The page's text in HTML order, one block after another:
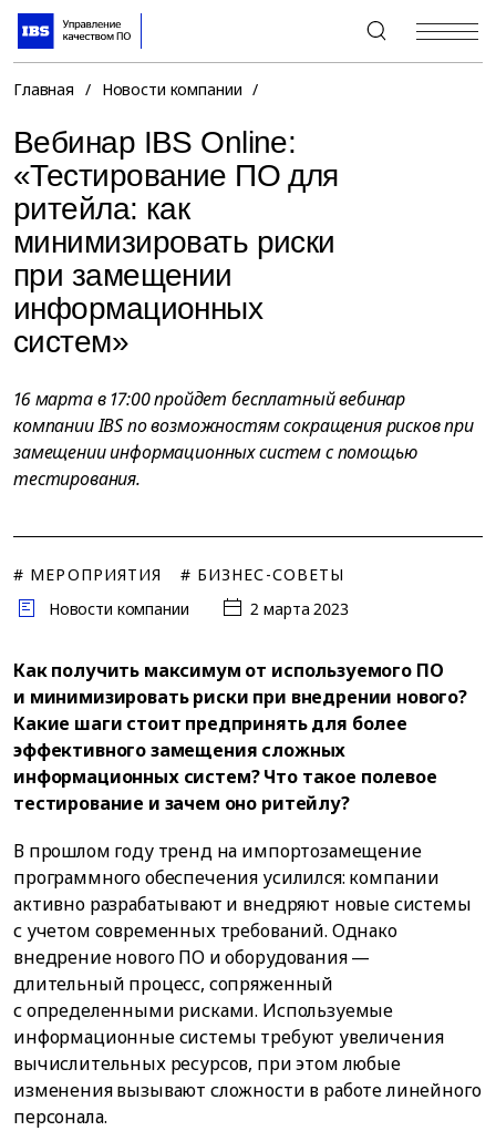
+7 (495) 967-80-80
Главная / Новости компании /
Вебинар IBS Online:
«Тестирование ПО для
ритейла: как
минимизировать риски
при замещении
информационных
систем»
16 марта в 17:00 пройдет бесплатный вебинар
компании IBS по возможностям сокращения рисков при
замещении информационных систем с помощью
тестирования.
# МЕРОПРИЯТИЯ
# БИЗНЕС-СОВЕТЫ
Новости компании
2 марта 2023
Как получить максимум от используемого ПО
и минимизировать риски при внедрении нового?
Какие шаги стоит предпринять для более
эффективного замещения сложных
информационных систем? Что такое полевое
тестирование и зачем оно ритейлу?
В прошлом году тренд на импортозамещение
программного обеспечения усилился: компании
активно разрабатывают и внедряют новые системы
с учетом современных требований. Однако
внедрение нового ПО и оборудования —
длительный процесс, сопряженный
с определенными рисками. Используемые
информационные системы требуют увеличения
вычислительных ресурсов, при этом любые
изменения вызывают сложности в работе линейного
персонала.